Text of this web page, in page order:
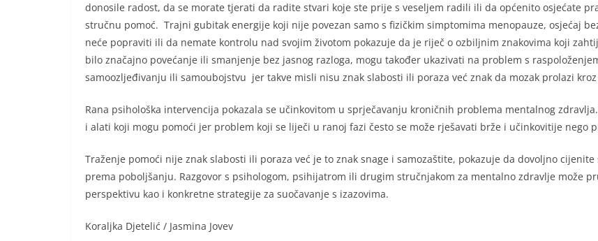
donosile radost, da se morate tjerati da radite stvari koje ste prije s veseljem radili ili da općenito osjećate
stručnu pomoć. Trajni gubitak energije koji nije povezan samo s fizičkim simptomima menopauze, osjećaj
neće popraviti ili da nemate kontrolu nad svojim životom pokazuje da je riječ o ozbiljnim znakovima koji
bilo značajno povećanje ili smanjenje bez jasnog razloga, mogu također ukazivati na problem s
samoozljeđivanju ili samoubojstvu jer takve misli nisu znak slabosti ili poraza već znak da mozak prolazi
Rana psihološka intervencija pokazala se učinkovitom u sprječavanju kroničnih problema mentalnog
i alati koji mogu pomoći jer problem koji se liječi u ranoj fazi često se može rješavati brže i učinkovitije nego
Traženje pomoći nije znak slabosti ili poraza već je to znak snage i samozaštite, pokazuje da dovoljno
prema poboljšanju. Razgovor s psihologom, psihijatrom ili drugim stručnjakom za mentalno zdravlje može
perspektivu kao i konkretne strategije za suočavanje s izazovima.
Koraljka Djetelić / Jasmina Jovev